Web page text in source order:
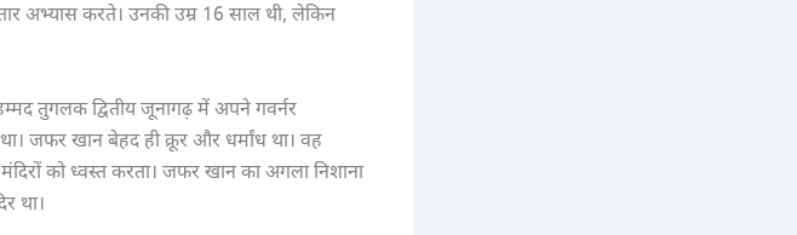
अभ्यास करते। उनकी उम्र 16 साल थी, लेकिन
तुगलक द्वितीय जूनागढ़ में अपने गवर्नर
जफर खान बेहद ही क्रूर और धर्मांध था। वह
को ध्वस्त करता। जफर खान का अगला निशाना
था।